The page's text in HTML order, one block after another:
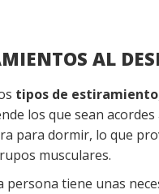
AL
tipos de estiramiento
los que sean
para dormir, lo que
musculares.
persona tiene unas